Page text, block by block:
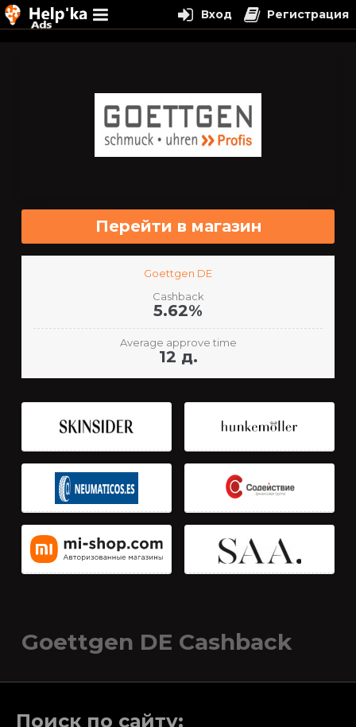
Перейти в магазин
Goettgen DE
Cashback
5.62%
Average approve time
12 д.
Goettgen DE Cashback
Поиск по сайту:
Вход Регистрация